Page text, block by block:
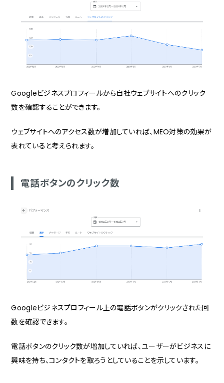
Googleビジネスプロフィールから自社ウェブサイトへのクリック
数を確認することができます。
ウェブサイトへのアクセス数が増加していれば、MEO対策の効果が
表れていると考えられます。
電話ボタンのクリック数
Googleビジネスプロフィール上の電話ボタンがクリックされた回
数を確認できます。
電話ボタンのクリック数が増加していれば、ユーザーがビジネスに
興味を持ち、コンタクトを取ろうとしていることを示しています。